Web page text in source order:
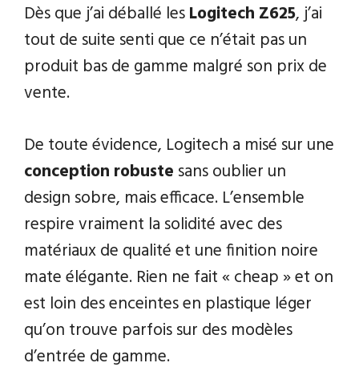
Dès que j’ai déballé lesLogitech Z625, j’ai
tout de suite senti que ce n’était pas un
produit bas de gamme malgré son prix de
vente.
De toute évidence, Logitech a misé sur une
conception robuste sans oublier un
design sobre, mais efficace. L’ensemble
respire vraiment la solidité avec des
matériaux de qualité et une finition noire
mate élégante. Rien ne fait « cheap » et on
est loin des enceintes en plastique léger
qu’on trouve parfois sur des modèles
d’entrée de gamme.